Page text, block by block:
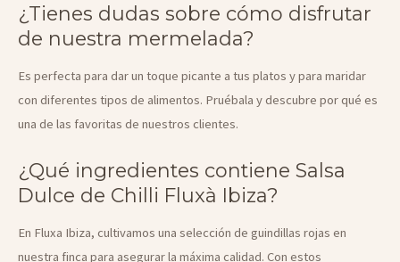
¿Tienes dudas sobre cómo disfrutar
de nuestra mermelada?
Es perfecta para dar un toque picante a tus platos y para maridar
con diferentes tipos de alimentos. Pruébala y descubre por qué es
una de las favoritas de nuestros clientes.
¿Qué ingredientes contiene Salsa
Dulce de Chilli Fluxà Ibiza?
En Fluxa Ibiza, cultivamos una selección de guindillas rojas en
nuestra finca para asegurar la máxima calidad. Con estos